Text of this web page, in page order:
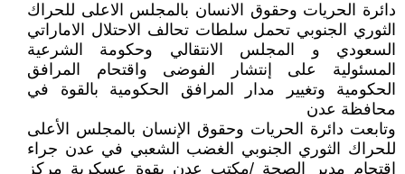
دائرة الحريات وحقوق الانسان بالمجلس الاعلى للحراك
الثوري الجنوبي تحمل سلطات تحالف الاحتلال الاماراتي
السعودي و المجلس الانتقالي وحكومة الشرعية
المسئولية على إنتشار الفوضى واقتحام المرافق
الحكومية وتغيير مدار المرافق الحكومية بالقوة في
محافظة عدن
وتابعت دائرة الحريات وحقوق الإنسان بالمجلس الأعلى
للحراك الثوري الجنوبي ‏الغضب الشعبي في عدن جراء
اقتحام مدير الصحة /مكتب عدن بقوة عسكرية مركز